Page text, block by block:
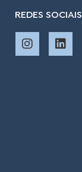
REDES SOCIAIS